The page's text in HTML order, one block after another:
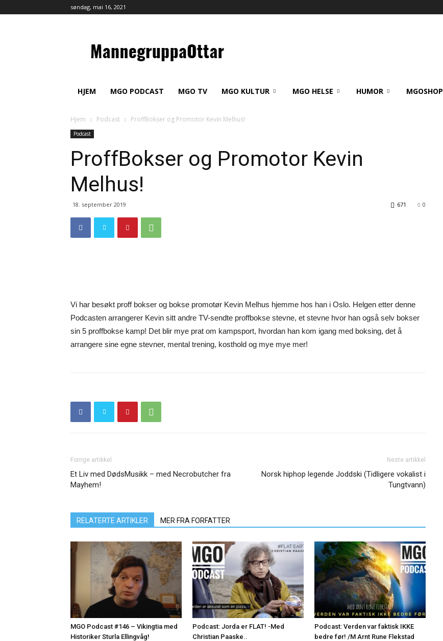
søndag, mai 16, 2021
HJEM MGO PODCAST MGO TV MGO KULTUR MGO HELSE HUMOR MGOSHOP
Hjem Podcast ProffBokser og Promotor Kevin Melhus!
Podcast
ProffBokser og Promotor Kevin
Melhus!
18. september 2019 0
671
Vi har besøkt proff bokser og bokse promotør Kevin Melhus hjemme hos han i Oslo. Helgen etter denne
Podcasten arrangerer Kevin sitt andre TV-sendte proffbokse stevne, et stevne hvor han også selv bokser
sin 5 proffbokse kamp! Det blir mye prat om kampsport, hvordan han kom igang med boksing, det å
arrangere sine egne stevner, mental trening, kosthold og mye mye mer!
Forrige artikkel
Et Liv med DødsMusikk – med Necrobutcher fra
Mayhem!
Neste artikkel
Norsk hiphop legende Joddski (Tidligere vokalist i
Tungtvann)
RELATERTE ARTIKLER MER FRA FORFATTER
MGO Podcast #146 – Vikingtia med
Historiker Sturla Ellingvåg!
Podcast: Jorda er FLAT! -Med
Christian Paaske..
Podcast: Verden var faktisk IKKE
bedre før! /M Arnt Rune Flekstad